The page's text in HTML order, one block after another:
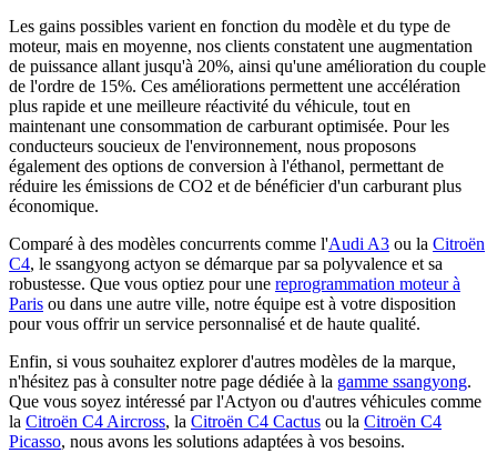
Les gains possibles varient en fonction du modèle et du type de
moteur, mais en moyenne, nos clients constatent une augmentation
de puissance allant jusqu'à 20%, ainsi qu'une amélioration du couple
de l'ordre de 15%. Ces améliorations permettent une accélération
plus rapide et une meilleure réactivité du véhicule, tout en
maintenant une consommation de carburant optimisée. Pour les
conducteurs soucieux de l'environnement, nous proposons
également des options de conversion à l'éthanol, permettant de
réduire les émissions de CO2 et de bénéficier d'un carburant plus
économique.
Comparé à des modèles concurrents comme l'Audi A3 ou la Citroën
C4, le ssangyong actyon se démarque par sa polyvalence et sa
robustesse. Que vous optiez pour une reprogrammation moteur à
Paris ou dans une autre ville, notre équipe est à votre disposition
pour vous offrir un service personnalisé et de haute qualité.
Enfin, si vous souhaitez explorer d'autres modèles de la marque,
n'hésitez pas à consulter notre page dédiée à la gamme ssangyong.
Que vous soyez intéressé par l'Actyon ou d'autres véhicules comme
la Citroën C4 Aircross, la Citroën C4 Cactus ou la Citroën C4
Picasso, nous avons les solutions adaptées à vos besoins.